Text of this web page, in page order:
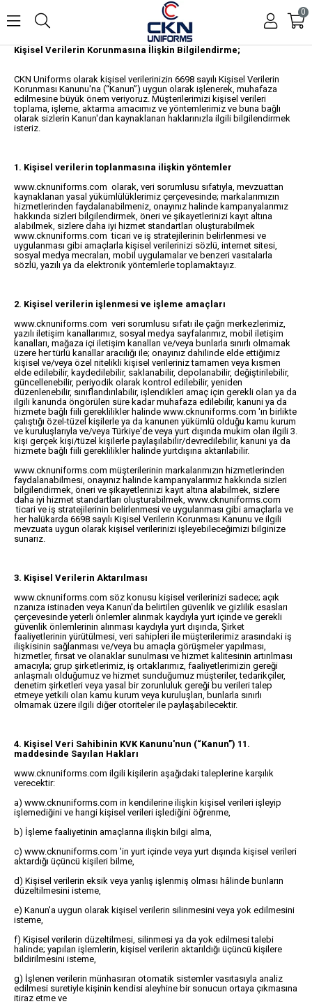
0
Kişisel Verilerin Korunmasına İlişkin Bilgilendirme;
CKN Uniforms olarak kişisel verilerinizin 6698 sayılı Kişisel Verilerin
Korunması Kanunu'na (“Kanun”) uygun olarak işlenerek, muhafaza
edilmesine büyük önem veriyoruz. Müşterilerimizi kişisel verileri
toplama, işleme, aktarma amacımız ve yöntemlerimiz ve buna bağlı
olarak sizlerin Kanun'dan kaynaklanan haklarınızla ilgili bilgilendirmek
isteriz.
1. Kişisel verilerin toplanmasına ilişkin yöntemler
www.cknuniforms.com olarak, veri sorumlusu sıfatıyla, mevzuattan
kaynaklanan yasal yükümlülüklerimiz çerçevesinde; markalarımızın
hizmetlerinden faydalanabilmeniz, onayınız halinde kampanyalarımız
hakkında sizleri bilgilendirmek, öneri ve şikayetlerinizi kayıt altına
alabilmek, sizlere daha iyi hizmet standartları oluşturabilmek
www.cknuniforms.com ticari ve iş stratejilerinin belirlenmesi ve
uygulanması gibi amaçlarla kişisel verilerinizi sözlü, internet sitesi,
sosyal medya mecraları, mobil uygulamalar ve benzeri vasıtalarla
sözlü, yazılı ya da elektronik yöntemlerle toplamaktayız.
2. Kişisel verilerin işlenmesi ve işleme amaçları
www.cknuniforms.com veri sorumlusu sıfatı ile çağrı merkezlerimiz,
yazılı iletişim kanallarımız, sosyal medya sayfalarımız, mobil iletişim
kanalları, mağaza içi iletişim kanalları ve/veya bunlarla sınırlı olmamak
üzere her türlü kanallar aracılığı ile; onayınız dahilinde elde ettiğimiz
kişisel ve/veya özel nitelikli kişisel verileriniz tamamen veya kısmen
elde edilebilir, kaydedilebilir, saklanabilir, depolanabilir, değiştirilebilir,
güncellenebilir, periyodik olarak kontrol edilebilir, yeniden
düzenlenebilir, sınıflandırılabilir, işlendikleri amaç için gerekli olan ya da
ilgili kanunda öngörülen süre kadar muhafaza edilebilir, kanuni ya da
hizmete bağlı fiili gereklilikler halinde www.cknuniforms.com 'ın birlikte
çalıştığı özel-tüzel kişilerle ya da kanunen yükümlü olduğu kamu kurum
ve kuruluşlarıyla ve/veya Türkiye'de veya yurt dışında mukim olan ilgili 3.
kişi gerçek kişi/tüzel kişilerle paylaşılabilir/devredilebilir, kanuni ya da
hizmete bağlı fiili gereklilikler halinde yurtdışına aktarılabilir.
www.cknuniforms.com müşterilerinin markalarımızın hizmetlerinden
faydalanabilmesi, onayınız halinde kampanyalarımız hakkında sizleri
bilgilendirmek, öneri ve şikayetlerinizi kayıt altına alabilmek, sizlere
daha iyi hizmet standartları oluşturabilmek, www.cknuniforms.com
ticari ve iş stratejilerinin belirlenmesi ve uygulanması gibi amaçlarla ve
her halükarda 6698 sayılı Kişisel Verilerin Korunması Kanunu ve ilgili
mevzuata uygun olarak kişisel verilerinizi işleyebileceğimizi bilginize
sunarız.
3. Kişisel Verilerin Aktarılması
www.cknuniforms.com söz konusu kişisel verilerinizi sadece; açık
rızanıza istinaden veya Kanun'da belirtilen güvenlik ve gizlilik esasları
çerçevesinde yeterli önlemler alınmak kaydıyla yurt içinde ve gerekli
güvenlik önlemlerinin alınması kaydıyla yurt dışında, Şirket
faaliyetlerinin yürütülmesi, veri sahipleri ile müşterilerimiz arasındaki iş
ilişkisinin sağlanması ve/veya bu amaçla görüşmeler yapılması,
hizmetler, fırsat ve olanaklar sunulması ve hizmet kalitesinin artırılması
amacıyla; grup şirketlerimiz, iş ortaklarımız, faaliyetlerimizin gereği
anlaşmalı olduğumuz ve hizmet sunduğumuz müşteriler, tedarikçiler,
denetim şirketleri veya yasal bir zorunluluk gereği bu verileri talep
etmeye yetkili olan kamu kurum veya kuruluşları, bunlarla sınırlı
olmamak üzere ilgili diğer otoriteler ile paylaşabilecektir.
4. Kişisel Veri Sahibinin KVK Kanunu'nun (“Kanun”) 11.
maddesinde Sayılan Hakları
www.cknuniforms.com ilgili kişilerin aşağıdaki taleplerine karşılık
verecektir:
a) www.cknuniforms.com in kendilerine ilişkin kişisel verileri işleyip
işlemediğini ve hangi kişisel verileri işlediğini öğrenme,
b) İşleme faaliyetinin amaçlarına ilişkin bilgi alma,
c) www.cknuniforms.com 'in yurt içinde veya yurt dışında kişisel verileri
aktardığı üçüncü kişileri bilme,
d) Kişisel verilerin eksik veya yanlış işlenmiş olması hâlinde bunların
düzeltilmesini isteme,
e) Kanun'a uygun olarak kişisel verilerin silinmesini veya yok edilmesini
isteme,
f) Kişisel verilerin düzeltilmesi, silinmesi ya da yok edilmesi talebi
halinde; yapılan işlemlerin, kişisel verilerin aktarıldığı üçüncü kişilere
bildirilmesini isteme,
g) İşlenen verilerin münhasıran otomatik sistemler vasıtasıyla analiz
edilmesi suretiyle kişinin kendisi aleyhine bir sonucun ortaya çıkmasına
itiraz etme ve